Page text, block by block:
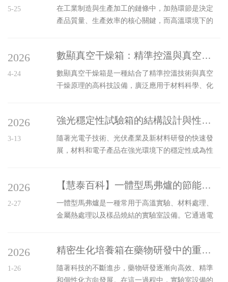
準確性高度依賴環境穩定性，精密生化培養箱憑借
恒溫恒濕、低波動、高可靠性的特點，成為各類生
度調控與均衡循環原理運行。內部集成溫控、濕控
在工業制造與生產加工的鏈條中，加熱環節是決定
產品質量、生產效率的核心關鍵，而高溫環境下的
優勢，精準適配各類嚴苛工業加熱需求，成為推動
工業加熱提質增效的核心裝備，為產業高質量發展
注入強勁動能。工業加熱場景的復雜性，對加熱設
屬加工需高溫環境實現材料成型，這些場景不僅要
5-25
數顯真空干燥箱：精準控溫與真空技術的融合
數顯真空干燥箱是一種結合了精準控溫技術與真空
干燥原理的高科技設備，廣泛應用于材料科學、化
力，能夠滿足對物料干燥過程的嚴格要求。在數顯
真空干燥箱中，精準控溫是其核心功能之一。通過
先進的溫度控制系統，該設備能夠實現對工作室內
定溫度之間的差異，確保用戶隨時掌握干燥過程的
2026
4-24
強光穩定性試驗箱的結構設計與性能分析
隨著光電子技術、光伏產業及新材料研發的快速發
展，材料和電子產品在強光環境下的穩定性成為性
性試驗箱應運而生。該設備不僅可以模擬高強度光
照環境，還能夠提供可控的溫濕度條件，廣泛應用
于光伏組件、涂料、塑料、橡膠及電子器件的性能
內壁進行高反射率處理，以保證光線均勻分布。箱
2026
3-13
【慧泰百科】一體型馬弗爐的節能設計與環保性能
一體型馬弗爐是一種常用于高溫實驗、材料處理、
金屬熱處理以及樣品燒結的實驗室設備。它通過電
來，隨著環境保護和能源利用效率的要求不斷提
高，其節能設計與環保性能逐漸成為研究的熱點。
本文將詳細探討一體型馬弗爐在節能與環保方面的
2026
2-27
精密生化培養箱在藥物研發中的重要性
隨著科技的不斷進步，藥物研發逐漸向高效、精準
和個性化方向發展。在這一過程中，實驗室設備的
2026
1-26